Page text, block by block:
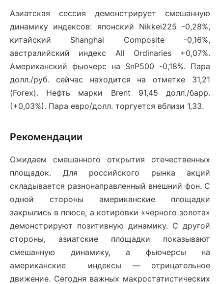
Азиатская сессия демонстрирует смешанную
динамику индексов: японский Nikkei225 -0,28%,
китайский Shanghai Composite -0,16%,
австралийский индекс All Ordinaries +0,07%.
Американский фьючерс на SnP500 -0,18%. Пара
долл./руб. сейчас находится на отметке 31,21
(Forex). Нефть марки Brent 91,45 долл./барр.
(+0,03%). Пара евро/долл. торгуется вблизи 1,33.
Рекомендации
Ожидаем смешанного открытия отечественных
площадок. Для российского рынка акций
складывается разнонаправленный внешний фон. С
одной стороны американские площадки
закрылись в плюсе, а котировки «черного золота»
демонстрируют позитивную динамику. С другой
стороны, азиатские площадки показывают
смешанную динамику, а фьючерсы на
американские индексы — отрицательное
движение. Сегодня важных макростатистических